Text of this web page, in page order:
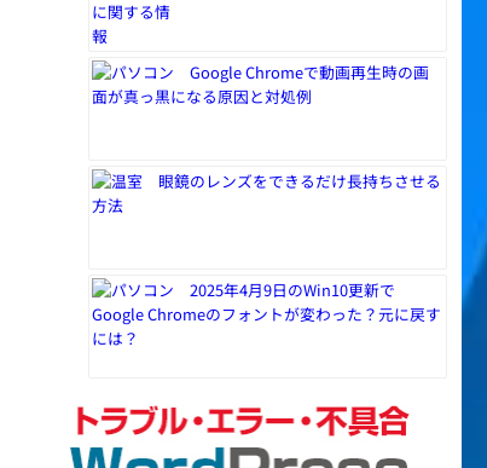
Google Chromeで動画再生時の画
面が真っ黒になる原因と対処例
眼鏡のレンズをできるだけ長持ちさせる
方法
2025年4月9日のWin10更新で
Google Chromeのフォントが変わった？元に戻す
には？